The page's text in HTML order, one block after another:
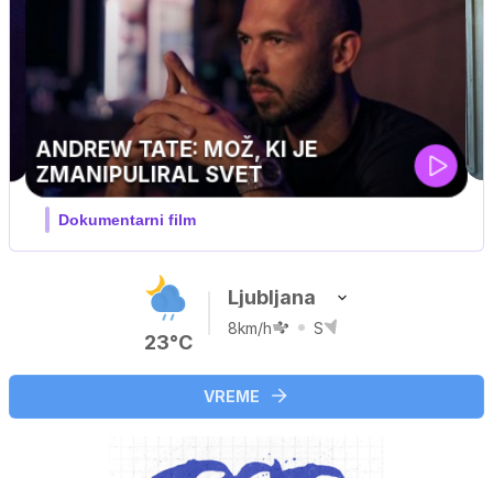
MOJ PRIJATELJ PINGVIN
Film meseca / družinski, pustolovski
23°C
Ljubljana
8km/h S
VREME